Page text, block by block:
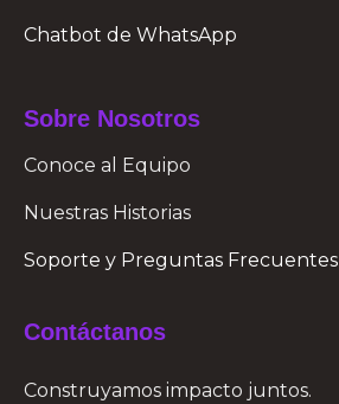
Chatbot de WhatsApp
Sobre Nosotros
Conoce al Equipo
Nuestras Historias
Soporte y Preguntas Frecuentes
Contáctanos
Construyamos impacto juntos.